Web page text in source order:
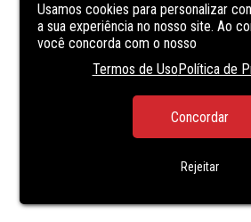
Usamos cookies para personalizar
a sua experiência no nosso site. Ao
você concorda com o nosso
Termos de UsoPolítica de
Concordar
Rejeitar